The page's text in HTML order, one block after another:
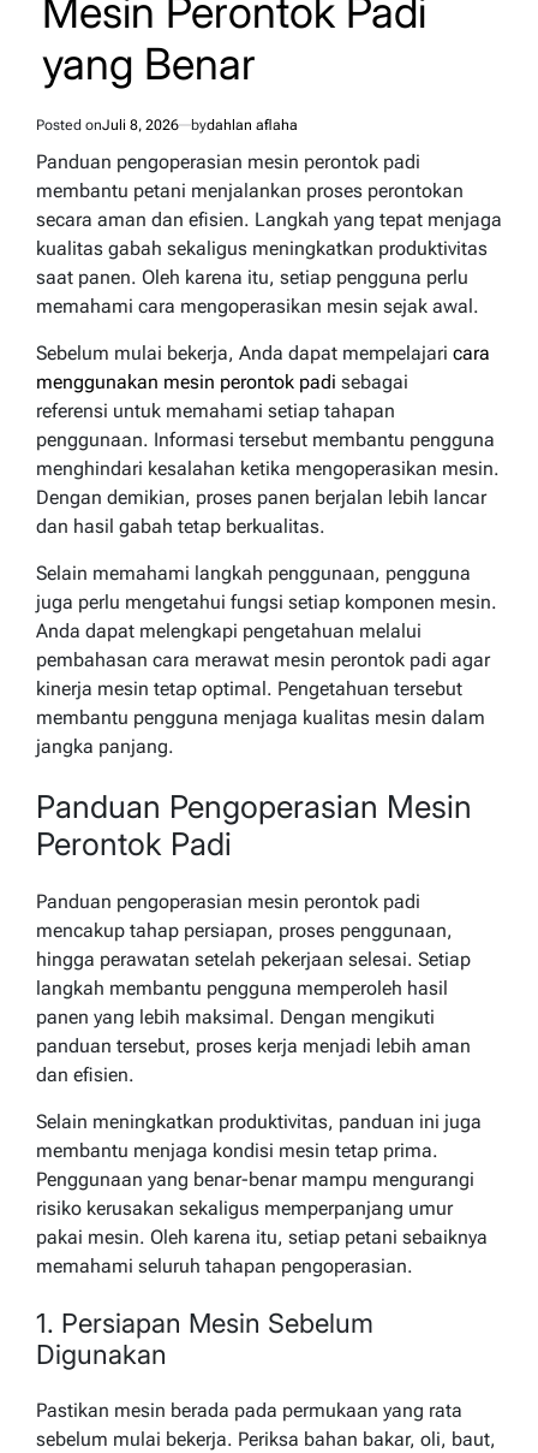
Mesin Perontok Padi
yang Benar
Posted onJuli 8, 2026 bydahlan aflaha
Panduan pengoperasian mesin perontok padi
membantu petani menjalankan proses perontokan
secara aman dan efisien. Langkah yang tepat menjaga
kualitas gabah sekaligus meningkatkan produktivitas
saat panen. Oleh karena itu, setiap pengguna perlu
memahami cara mengoperasikan mesin sejak awal.
Sebelum mulai bekerja, Anda dapat mempelajari cara
menggunakan mesin perontok padi sebagai
referensi untuk memahami setiap tahapan
penggunaan. Informasi tersebut membantu pengguna
menghindari kesalahan ketika mengoperasikan mesin.
Dengan demikian, proses panen berjalan lebih lancar
dan hasil gabah tetap berkualitas.
Selain memahami langkah penggunaan, pengguna
juga perlu mengetahui fungsi setiap komponen mesin.
Anda dapat melengkapi pengetahuan melalui
pembahasan cara merawat mesin perontok padi agar
kinerja mesin tetap optimal. Pengetahuan tersebut
membantu pengguna menjaga kualitas mesin dalam
jangka panjang.
Panduan Pengoperasian Mesin
Perontok Padi
Panduan pengoperasian mesin perontok padi
mencakup tahap persiapan, proses penggunaan,
hingga perawatan setelah pekerjaan selesai. Setiap
langkah membantu pengguna memperoleh hasil
panen yang lebih maksimal. Dengan mengikuti
panduan tersebut, proses kerja menjadi lebih aman
dan efisien.
Selain meningkatkan produktivitas, panduan ini juga
membantu menjaga kondisi mesin tetap prima.
Penggunaan yang benar-benar mampu mengurangi
risiko kerusakan sekaligus memperpanjang umur
pakai mesin. Oleh karena itu, setiap petani sebaiknya
memahami seluruh tahapan pengoperasian.
1. Persiapan Mesin Sebelum
Digunakan
Pastikan mesin berada pada permukaan yang rata
sebelum mulai bekerja. Periksa bahan bakar, oli, baut,